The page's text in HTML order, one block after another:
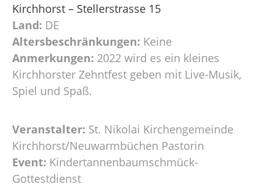
Kirchhorst – Stellerstrasse 15
Land: DE
Altersbeschränkungen: Keine
Anmerkungen: 2022 wird es ein kleines
Kirchhorster Zehntfest geben mit Live-Musik,
Spiel und Spaß.
Veranstalter: St. Nikolai Kirchengemeinde
Kirchhorst/Neuwarmbüchen Pastorin
Event: Kindertannenbaumschmück-
Gottestdienst